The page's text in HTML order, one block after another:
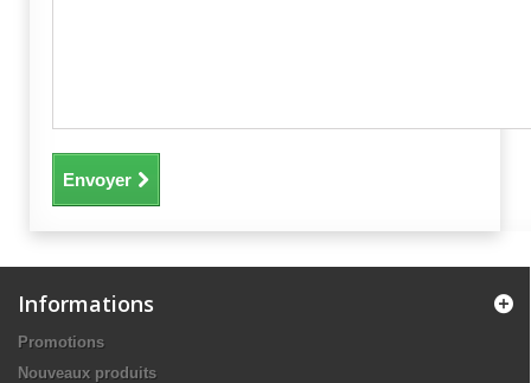
Envoyer
Informations
Promotions
Nouveaux produits